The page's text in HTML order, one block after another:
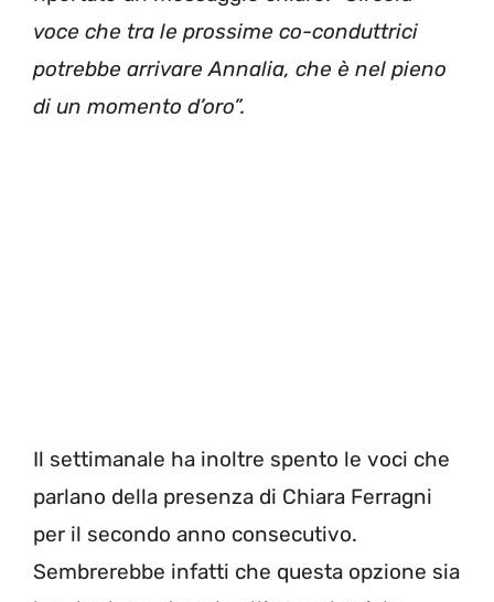
voce che tra le prossime co-conduttrici
potrebbe arrivare Annalia, che è nel pieno
di un momento d’oro”.
Il settimanale ha inoltre spento le voci che
parlano della presenza di Chiara Ferragni
per il secondo anno consecutivo.
Sembrerebbe infatti che questa opzione sia